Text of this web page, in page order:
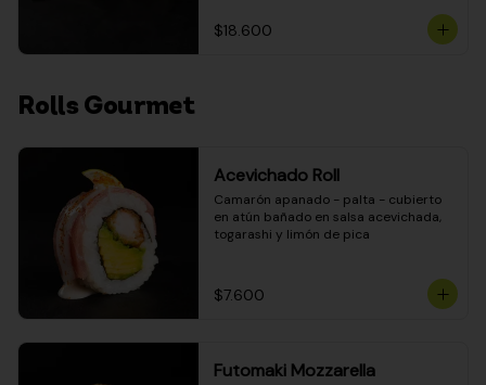
$18.600
Rolls Gourmet
Acevichado Roll
Camarón apanado - palta - cubierto
en atún bañado en salsa acevichada,
togarashi y limón de pica
$7.600
Futomaki Mozzarella